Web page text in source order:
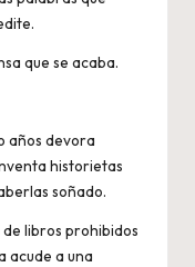
que se acaba.
años devora
historietas
soñado.
de libros prohibidos
acude a una